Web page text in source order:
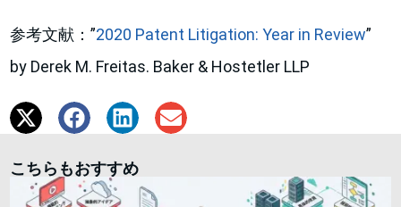
参考文献：”2020 Patent Litigation: Year in Review”
by Derek M. Freitas. Baker & Hostetler LLP
こちらもおすすめ